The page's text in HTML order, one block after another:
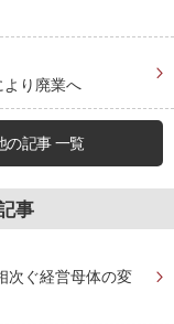
り廃業へ
の記事 一覧
事
次ぐ経営母体の変